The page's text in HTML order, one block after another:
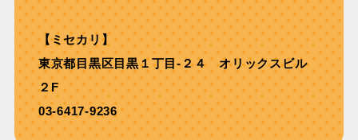
【ミセカリ】
東京都目黒区目黒１丁目-２４ オリックスビル
２F
03-6417-9236